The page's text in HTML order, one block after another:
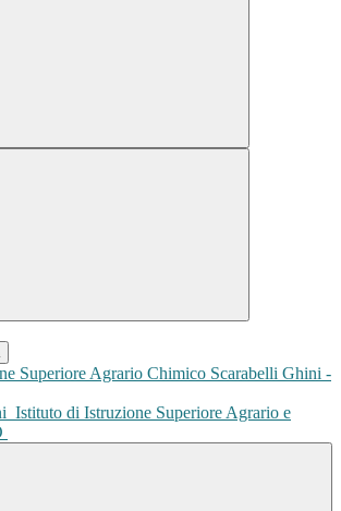
Istituto di Istruzione Superiore Agrario e